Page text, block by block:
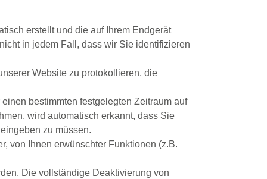
erstellt und die auf Ihrem Endgerät
in jedem Fall, dass wir Sie identifizieren
Website zu protokollieren, die
bestimmten festgelegten Zeitraum auf
wird automatisch erkannt, dass Sie
zu müssen.
von Ihnen erwünschter Funktionen (z.B.
Die vollständige Deaktivierung von